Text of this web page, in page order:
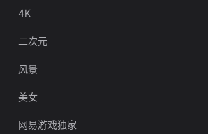
4K
二次元
风景
美女
网易游戏独家